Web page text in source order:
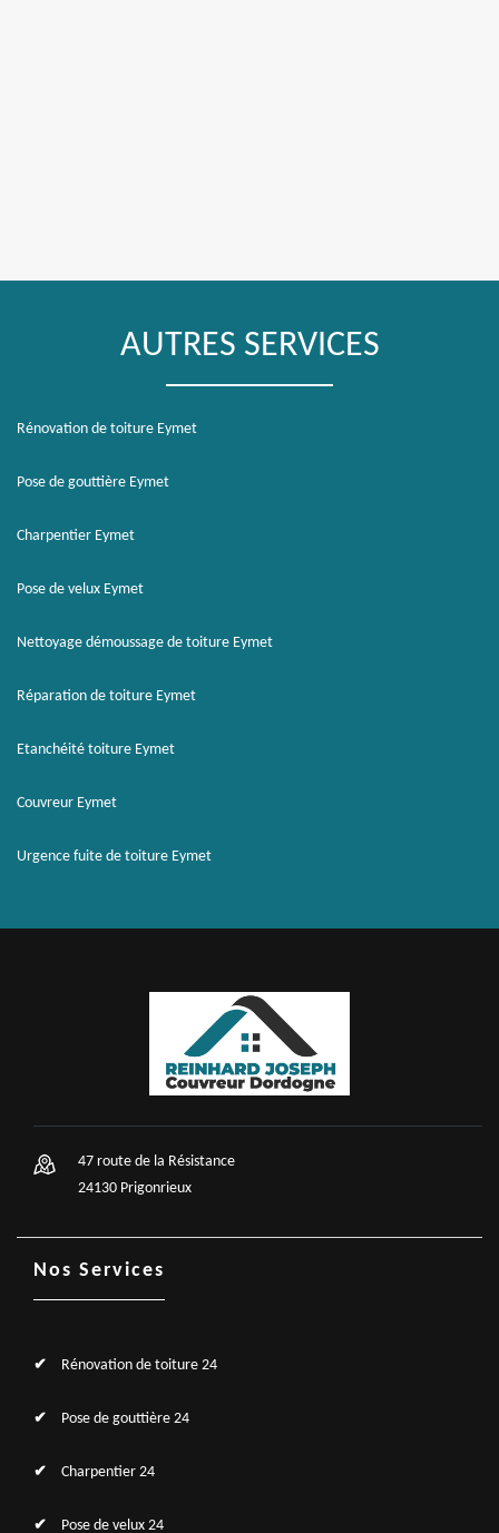
AUTRES SERVICES
Rénovation de toiture Eymet
Pose de gouttière Eymet
Charpentier Eymet
Pose de velux Eymet
Nettoyage démoussage de toiture Eymet
Réparation de toiture Eymet
Etanchéité toiture Eymet
Couvreur Eymet
Urgence fuite de toiture Eymet
47 route de la Résistance
24130 Prigonrieux
Nos Services
Rénovation de toiture 24
Pose de gouttière 24
Charpentier 24
Pose de velux 24